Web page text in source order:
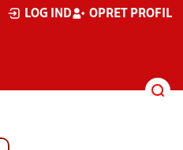
LOG IND OPRET PROFIL